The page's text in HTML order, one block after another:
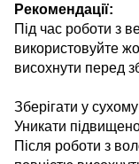
Рекомендації:
Під час роботи з
використовуйте
висохнути перед
Зберігати у
Уникати
Після роботи з